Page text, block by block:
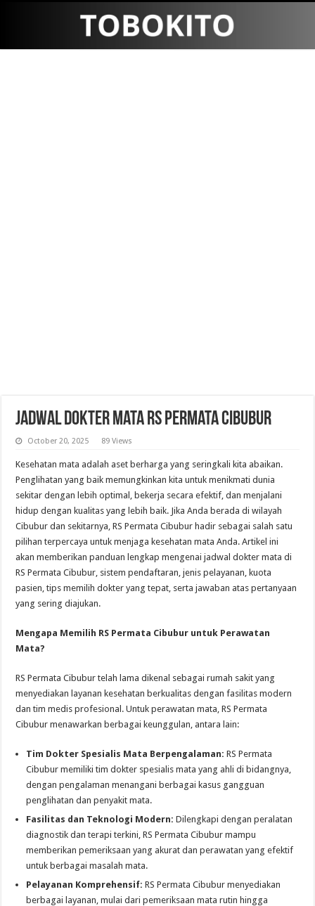
Jadwal Dokter Mata RS Permata Cibubur
October 20, 2025 89 Views
Kesehatan mata adalah aset berharga yang seringkali kita abaikan.
Penglihatan yang baik memungkinkan kita untuk menikmati dunia
sekitar dengan lebih optimal, bekerja secara efektif, dan menjalani
hidup dengan kualitas yang lebih baik. Jika Anda berada di wilayah
Cibubur dan sekitarnya, RS Permata Cibubur hadir sebagai salah satu
pilihan terpercaya untuk menjaga kesehatan mata Anda. Artikel ini
akan memberikan panduan lengkap mengenai jadwal dokter mata di
RS Permata Cibubur, sistem pendaftaran, jenis pelayanan, kuota
pasien, tips memilih dokter yang tepat, serta jawaban atas pertanyaan
yang sering diajukan.
Mengapa Memilih RS Permata Cibubur untuk Perawatan
Mata?
RS Permata Cibubur telah lama dikenal sebagai rumah sakit yang
menyediakan layanan kesehatan berkualitas dengan fasilitas modern
dan tim medis profesional. Untuk perawatan mata, RS Permata
Cibubur menawarkan berbagai keunggulan, antara lain:
Tim Dokter Spesialis Mata Berpengalaman: RS Permata
Cibubur memiliki tim dokter spesialis mata yang ahli di bidangnya,
dengan pengalaman menangani berbagai kasus gangguan
penglihatan dan penyakit mata.
Fasilitas dan Teknologi Modern: Dilengkapi dengan peralatan
diagnostik dan terapi terkini, RS Permata Cibubur mampu
memberikan pemeriksaan yang akurat dan perawatan yang efektif
untuk berbagai masalah mata.
Pelayanan Komprehensif: RS Permata Cibubur menyediakan
berbagai layanan, mulai dari pemeriksaan mata rutin hingga